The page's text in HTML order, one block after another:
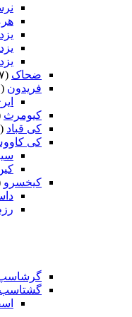
ضحاک (۷)
فریدون (۲۶)
کیومرث
کی قباد (۶)
کی
کیخسرو
گشتاسب